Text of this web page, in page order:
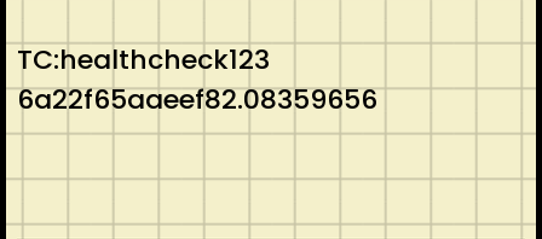
TC:healthcheck123
6a22f65aaeef82.08359656